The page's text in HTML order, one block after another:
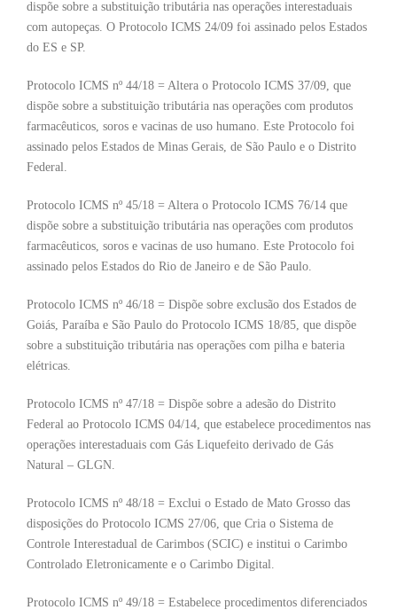
dispõe sobre a substituição tributária nas operações interestaduais
com autopeças. O Protocolo ICMS 24/09 foi assinado pelos Estados
do ES e SP.
Protocolo ICMS nº 44/18 = Altera o Protocolo ICMS 37/09, que
dispõe sobre a substituição tributária nas operações com produtos
farmacêuticos, soros e vacinas de uso humano. Este Protocolo foi
assinado pelos Estados de Minas Gerais, de São Paulo e o Distrito
Federal.
Protocolo ICMS nº 45/18 = Altera o Protocolo ICMS 76/14 que
dispõe sobre a substituição tributária nas operações com produtos
farmacêuticos, soros e vacinas de uso humano. Este Protocolo foi
assinado pelos Estados do Rio de Janeiro e de São Paulo.
Protocolo ICMS nº 46/18 = Dispõe sobre exclusão dos Estados de
Goiás, Paraíba e São Paulo do Protocolo ICMS 18/85, que dispõe
sobre a substituição tributária nas operações com pilha e bateria
elétricas.
Protocolo ICMS nº 47/18 = Dispõe sobre a adesão do Distrito
Federal ao Protocolo ICMS 04/14, que estabelece procedimentos nas
operações interestaduais com Gás Liquefeito derivado de Gás
Natural – GLGN.
Protocolo ICMS nº 48/18 = Exclui o Estado de Mato Grosso das
disposições do Protocolo ICMS 27/06, que Cria o Sistema de
Controle Interestadual de Carimbos (SCIC) e institui o Carimbo
Controlado Eletronicamente e o Carimbo Digital.
Protocolo ICMS nº 49/18 = Estabelece procedimentos diferenciados